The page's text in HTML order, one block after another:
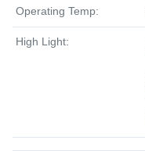
Operating Temp:
High Light: